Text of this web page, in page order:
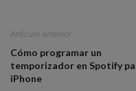
Artículo anterior
Cómo programar un
temporizador en Spotify
iPhone